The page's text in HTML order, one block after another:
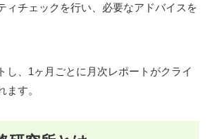
ィチェックを行い、必要なアドバイスを
し、1ヶ月ごとに月次レポートがクライ
ます。